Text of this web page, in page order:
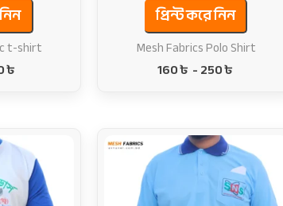
t-shirt
৳
প্রিন্ট করে নিন
Mesh Fabrics Polo Shirt
160৳ -250৳